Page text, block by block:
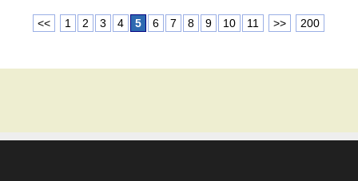
<< 1 2 3 4 5 6 7 8 9 10 11 >> 200